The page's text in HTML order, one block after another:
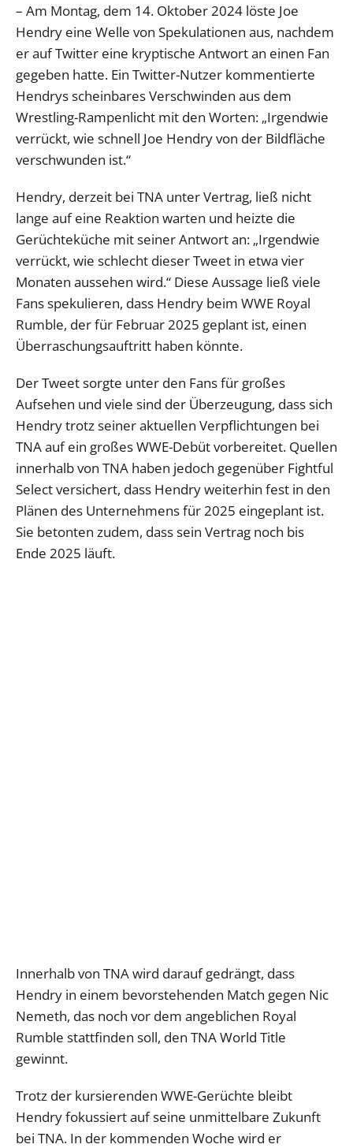
– Am Montag, dem 14. Oktober 2024 löste Joe
Hendry eine Welle von Spekulationen aus, nachdem
er auf Twitter eine kryptische Antwort an einen Fan
gegeben hatte. Ein Twitter-Nutzer kommentierte
Hendrys scheinbares Verschwinden aus dem
Wrestling-Rampenlicht mit den Worten: „Irgendwie
verrückt, wie schnell Joe Hendry von der Bildfläche
verschwunden ist.“
Hendry, derzeit bei TNA unter Vertrag, ließ nicht
lange auf eine Reaktion warten und heizte die
Gerüchteküche mit seiner Antwort an: „Irgendwie
verrückt, wie schlecht dieser Tweet in etwa vier
Monaten aussehen wird.“ Diese Aussage ließ viele
Fans spekulieren, dass Hendry beim WWE Royal
Rumble, der für Februar 2025 geplant ist, einen
Überraschungsauftritt haben könnte.
Der Tweet sorgte unter den Fans für großes
Aufsehen und viele sind der Überzeugung, dass sich
Hendry trotz seiner aktuellen Verpflichtungen bei
TNA auf ein großes WWE-Debüt vorbereitet. Quellen
innerhalb von TNA haben jedoch gegenüber Fightful
Select versichert, dass Hendry weiterhin fest in den
Plänen des Unternehmens für 2025 eingeplant ist.
Sie betonten zudem, dass sein Vertrag noch bis
Ende 2025 läuft.
Innerhalb von TNA wird darauf gedrängt, dass
Hendry in einem bevorstehenden Match gegen Nic
Nemeth, das noch vor dem angeblichen Royal
Rumble stattfinden soll, den TNA World Title
gewinnt.
Trotz der kursierenden WWE-Gerüchte bleibt
Hendry fokussiert auf seine unmittelbare Zukunft
bei TNA. In der kommenden Woche wird er